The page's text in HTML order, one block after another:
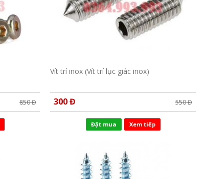
850 Đ
Vít trí inox (Vít trí lục giác inox)
300 Đ 550 Đ
Đặt mua Xem tiếp